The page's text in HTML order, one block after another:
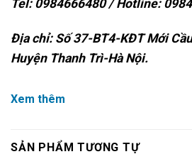
Tel: 0984666480 / Hotline:
Địa chỉ: Số 37-BT4-KĐT Mới
Huyện Thanh Trì-Hà Nội.
Xem thêm
SẢN PHẨM TƯƠNG TỰ